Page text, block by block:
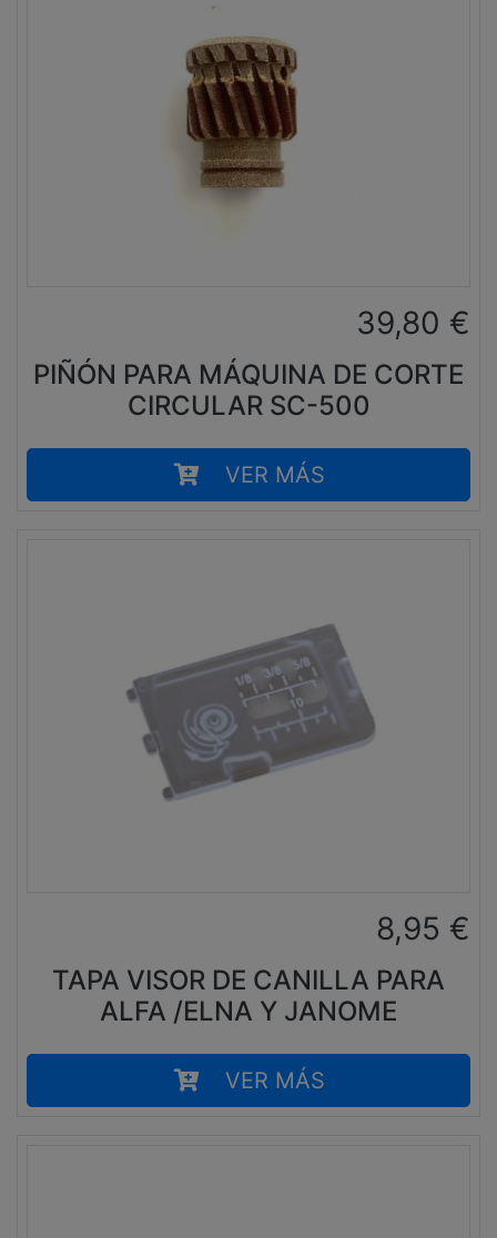
39,80 €
PIÑÓN PARA MÁQUINA DE CORTE
CIRCULAR SC-500
VER MÁS
8,95 €
TAPA VISOR DE CANILLA PARA
ALFA /ELNA Y JANOME
VER MÁS